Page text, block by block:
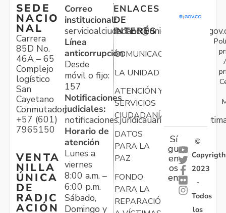
SEDE
NACIO
NAL
Carrera
85D No.
46A – 65
Complejo
logístico
San
Cayetano
Conmutador:
+57 (601)
7965150
VENTA
NILLA
ÚNICA
DE
RADIC
ACIÓN
Correo
institucional:
Línea
anticorrupción:
Desde
móvil o fijo:
157
Notificaciones
judiciales:
Horario de
atención
Lunes a
viernes
8:00 a.m. –
6:00 p.m.
Sábado,
Domingo y
ENLACES
DE
INTERÉS
COMUNICACIONES
LA UNIDAD
ATENCIÓN Y
SERVICIOS
CIUDADANÍA
DATOS
PARA LA
PAZ
FONDO
PARA LA
REPARACIÓN
Sí
gu
en
os
en:
©
Copyrigth
2023
-
Todos
los